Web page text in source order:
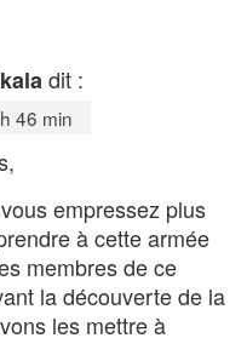
dit :
46 min
empressez plus
à cette armée
membres de ce
la découverte de la
les mettre à